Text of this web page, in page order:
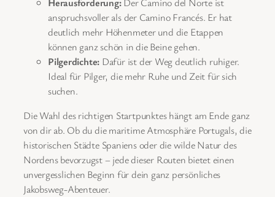
anspruchsvoller als der Camino Francés. Er hat
deutlich mehr Höhenmeter und die Etappen
können ganz schön in die Beine gehen.
Pilgerdichte: Dafür ist der Weg deutlich ruhiger.
Ideal für Pilger, die mehr Ruhe und Zeit für sich
suchen.
Die Wahl des richtigen Startpunktes hängt am Ende ganz
von dir ab. Ob du die maritime Atmosphäre Portugals, die
historischen Städte Spaniens oder die wilde Natur des
Nordens bevorzugst – jede dieser Routen bietet einen
unvergesslichen Beginn für dein ganz persönliches
Jakobsweg-Abenteuer.